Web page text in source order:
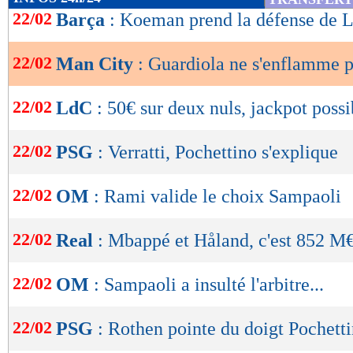
de
OK
22/02 Barça : Koeman prend la défense de
22/02 Man City : Guardiola ne s'enflamme
22/02 LdC : 50€ sur deux nuls, jackpot
22/02 PSG : Verratti, Pochettino s'explique
22/02 OM : Rami valide le choix Sampaoli
22/02 Real : Mbappé et Håland, c'est 852
22/02 OM : Sampaoli a insulté l'arbitre...
22/02 PSG : Rothen pointe du doigt